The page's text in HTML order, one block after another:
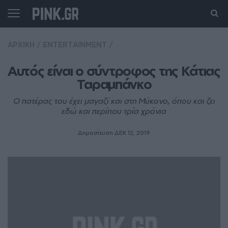
Αυτός είναι ο σύντροφος της Κάτιας
Ταραμπάνκο
Ο πατέρας του έχει μαγαζί και στη Μύκονο, όπου και ζει
εδώ και περίπου τρία χρόνια
Δημοσίευση ΔΕΚ 12, 2019